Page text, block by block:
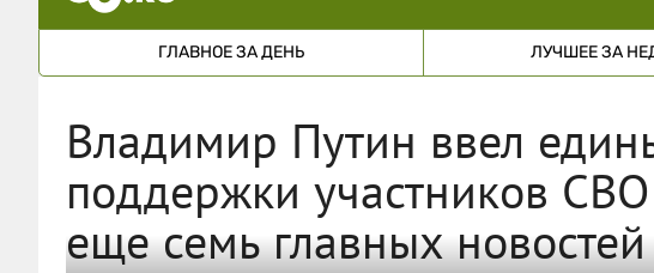
ГЛАВНОЕ ЗА ДЕНЬ ЛУЧШЕЕ ЗА
Владимир Путин ввел
поддержки участников
еще семь главных